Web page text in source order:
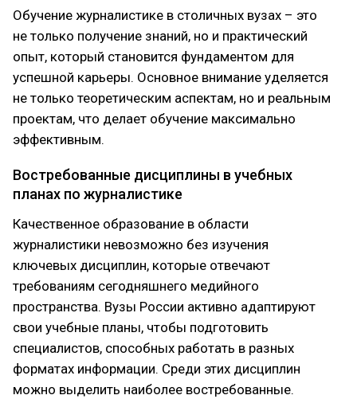
Обучение журналистике в столичных вузах – это
не только получение знаний, но и практический
опыт, который становится фундаментом для
успешной карьеры. Основное внимание уделяется
не только теоретическим аспектам, но и реальным
проектам, что делает обучение максимально
эффективным.
Востребованные дисциплины в учебных
планах по журналистике
Качественное образование в области
журналистики невозможно без изучения
ключевых дисциплин, которые отвечают
требованиям сегодняшнего медийного
пространства. Вузы России активно адаптируют
свои учебные планы, чтобы подготовить
специалистов, способных работать в разных
форматах информации. Среди этих дисциплин
можно выделить наиболее востребованные.